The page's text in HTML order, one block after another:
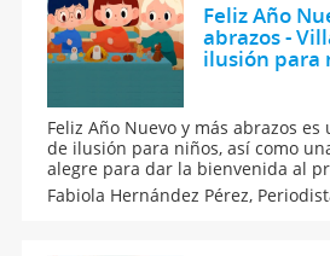
Feliz Año
abrazos -
ilusión para
Feliz Año Nuevo y más abrazos
de ilusión para niños, así como
alegre para dar la bienvenida al
familia. Este villancico infantil es
casa, en el cole o en
Fabiola Hernández Pérez,